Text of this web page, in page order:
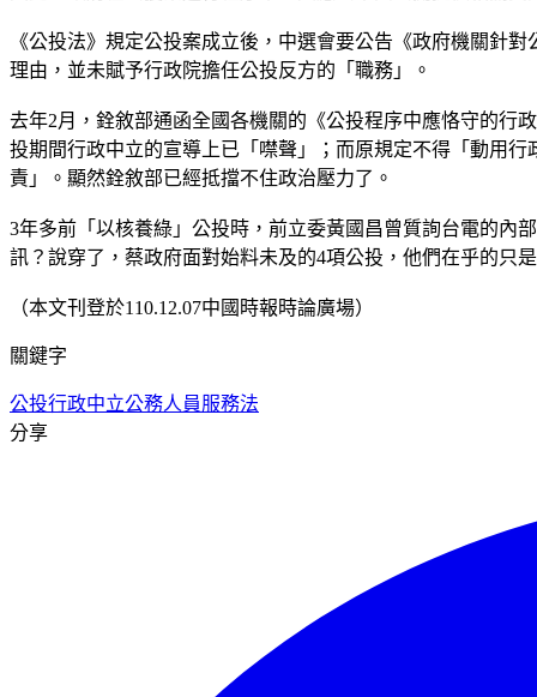
《公投法》規定公投案成立後，中選會要公告《政府機關針
理由，並未賦予行政院擔任公投反方的「職務」。
去年2月，銓敘部通函全國各機關的《公投程序中應恪守的行
投期間行政中立的宣導上已「噤聲」；而原規定不得「動用
責」。顯然銓敘部已經抵擋不住政治壓力了。
3年多前「以核養綠」公投時，前立委黃國昌曾質詢台電的內
訊？說穿了，蔡政府面對始料未及的4項公投，他們在乎的只
（本文刊登於110.12.07中國時報時論廣場）
關鍵字
公投行政中立公務人員服務法
分享